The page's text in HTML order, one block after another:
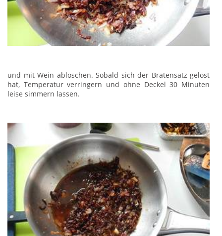
und mit Wein ablöschen. Sobald sich der Bratensatz gelöst
hat, Temperatur verringern und ohne Deckel 30 Minuten
leise simmern lassen.